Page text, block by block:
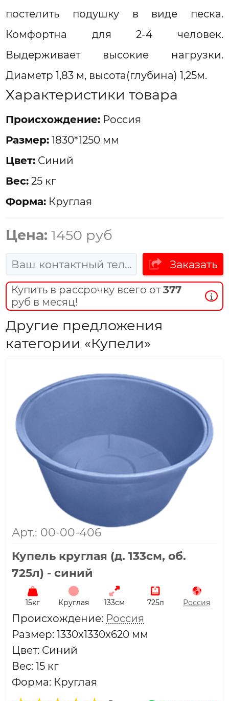
постелить подушку в виде песка.
Комфортна для 2-4 человек.
Выдерживает высокие нагрузки.
Диаметр 1,83 м, высота(глубина) 1,25м.
Характеристики товара
Проиcхождение: Россия
Размер: 1830*1250 мм
Цвет: Синий
Вес: 25 кг
Форма: Круглая
Цена: 1450 руб
Заказать
Купить в рассрочку всего от377
руб в месяц!
Другие предложения
категории «Купели»
Арт.: 00-00-406
Купель круглая (д. 133см, об.
725л) - синий
15кг Круглая 133см 725л Россия
Проиcхождение: Россия
Размер: 1330x1330x620 мм
Цвет: Синий
Вес: 15 кг
Форма: Круглая